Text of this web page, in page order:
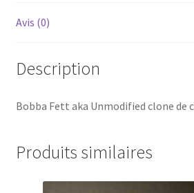
Avis (0)
Description
Bobba Fett aka Unmodified clone de
Produits similaires